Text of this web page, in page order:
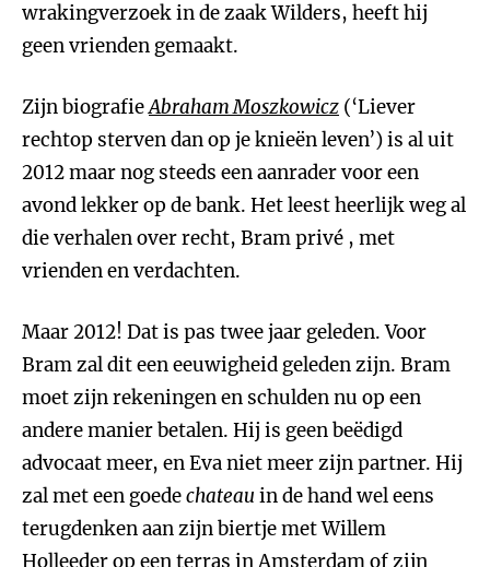
wrakingverzoek in de zaak Wilders, heeft hij
geen vrienden gemaakt.
Zijn biografieAbraham Moszkowicz (‘Liever
rechtop sterven dan op je knieën leven’) is al uit
2012 maar nog steeds een aanrader voor een
avond lekker op de bank. Het leest heerlijk weg al
die verhalen over recht, Bram privé , met
vrienden en verdachten.
Maar 2012! Dat is pas twee jaar geleden. Voor
Bram zal dit een eeuwigheid geleden zijn. Bram
moet zijn rekeningen en schulden nu op een
andere manier betalen. Hij is geen beëdigd
advocaat meer, en Eva niet meer zijn partner. Hij
zal met een goedechateau in de hand wel eens
terugdenken aan zijn biertje met Willem
Holleeder op een terras in Amsterdam of zijn